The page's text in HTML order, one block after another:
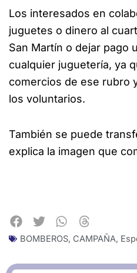
Los interesados en
juguetes o dinero al
San Martín o dejar pago
cualquier juguetería, ya
comercios de ese rubro
los voluntarios.
También se puede
explica la imagen que
BOMBEROS, CAMPAÑA,